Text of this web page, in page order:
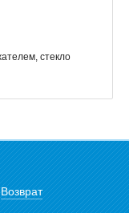
стекло
Возврат